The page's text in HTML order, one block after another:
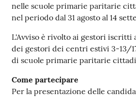
nelle scuole primarie paritarie
nel periodo dal 31 agosto al 14
L'Avviso è rivolto ai gestori iscritti
dei gestori dei centri estivi 3-13/
di scuole primarie paritarie
Come partecipare
Per la presentazione delle